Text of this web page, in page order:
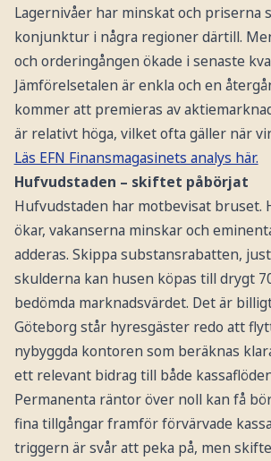
Lagernivåer har minskat och priserna
konjunktur i några regioner därtill.
och orderingången ökade i senaste
Jämförelsetalen är enkla och en
kommer att premieras av
är relativt höga, vilket ofta gäller när
Läs EFN Finansmagasinets analys här.
Hufvudstaden – skiftet påbörjat
Hufvudstaden har motbevisat bruset.
ökar, vakanserna minskar och
adderas. Skippa substansrabatten,
skulderna kan husen köpas till drygt
bedömda marknadsvärdet. Det är
Göteborg står hyresgäster redo att
nybyggda kontoren som beräknas
ett relevant bidrag till både
Permanenta räntor över noll kan få
fina tillgångar framför förvärvade
triggern är svår att peka på, men